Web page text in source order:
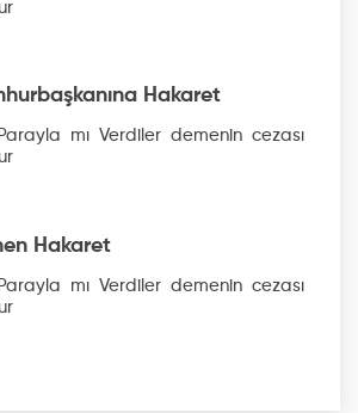
Hakaret
mı Verdiler demenin cezası
Hakaret
mı Verdiler demenin cezası